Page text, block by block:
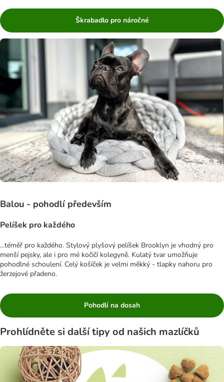
Škrabadlo pro náročné
Balou - pohodlí především
Pelíšek pro každého
...téměř pro každého. Stylový plyšový pelíšek Brooklyn je vhodný pro
menší pejsky, ale i pro mé kočičí kolegyně. Kulatý tvar umožňuje
pohodlné schoulení. Celý košíček je velmi měkký - tlapky nahoru pro
žerzejové přadeno.
Pohodlí na dosah
Prohlídněte si další tipy od našich mazlíčků